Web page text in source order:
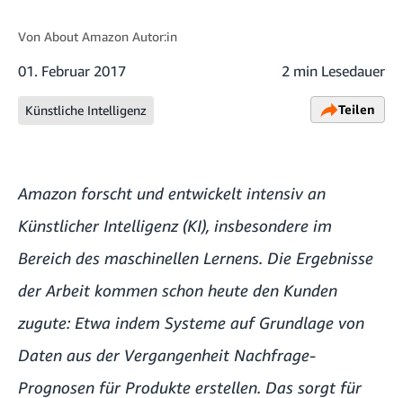
Von About Amazon Autor:in
01. Februar 2017 2 min Lesedauer
Künstliche Intelligenz Teilen
Amazon forscht und entwickelt intensiv an
Künstlicher Intelligenz (KI), insbesondere im
Bereich des maschinellen Lernens. Die Ergebnisse
der Arbeit kommen schon heute den Kunden
zugute: Etwa indem Systeme auf Grundlage von
Daten aus der Vergangenheit Nachfrage-
Prognosen für Produkte erstellen. Das sorgt für